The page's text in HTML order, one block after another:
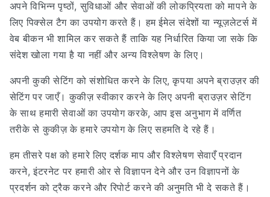
अपने विभिन्न पृष्ठों, सुविधाओं और सेवाओं की लोकप्रियता को मापने के
लिए पिक्सेल टैग का उपयोग करते हैं। हम ईमेल संदेशों या न्यूज़लेटर्स में
वेब बीकन भी शामिल कर सकते हैं ताकि यह निर्धारित किया जा सके कि
संदेश खोला गया है या नहीं और अन्य विश्लेषण के लिए।
अपनी कुकी सेटिंग को संशोधित करने के लिए, कृपया अपने ब्राउज़र की
सेटिंग पर जाएँ। कुकीज़ स्वीकार करने के लिए अपनी ब्राउज़र सेटिंग
के साथ हमारी सेवाओं का उपयोग करके, आप इस अनुभाग में वर्णित
तरीके से कुकीज़ के हमारे उपयोग के लिए सहमति दे रहे हैं।
हम तीसरे पक्ष को हमारे लिए दर्शक माप और विश्लेषण सेवाएँ प्रदान
करने, इंटरनेट पर हमारी ओर से विज्ञापन देने और उन विज्ञापनों के
प्रदर्शन को ट्रैक करने और रिपोर्ट करने की अनुमति भी दे सकते हैं।